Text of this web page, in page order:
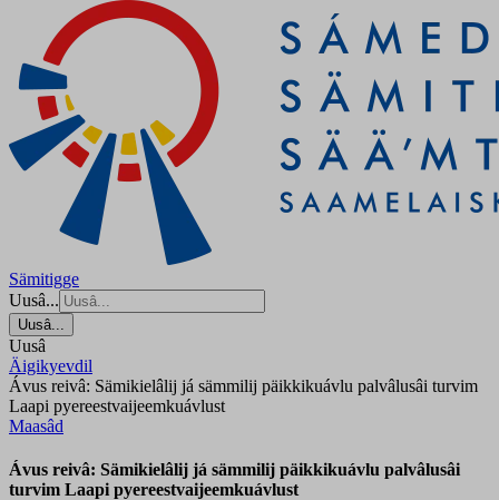
Sämitigge
Uusâ...
Uusâ...
Uusâ
Äigikyevdil
Ávus reivâ: Sämikielâlij já sämmilij päikkikuávlu palvâlusâi turvim
Laapi pyereestvaijeemkuávlust
Maasâd
Ávus reivâ: Sämikielâlij já sämmilij päikkikuávlu palvâlusâi
turvim Laapi pyereestvaijeemkuávlust